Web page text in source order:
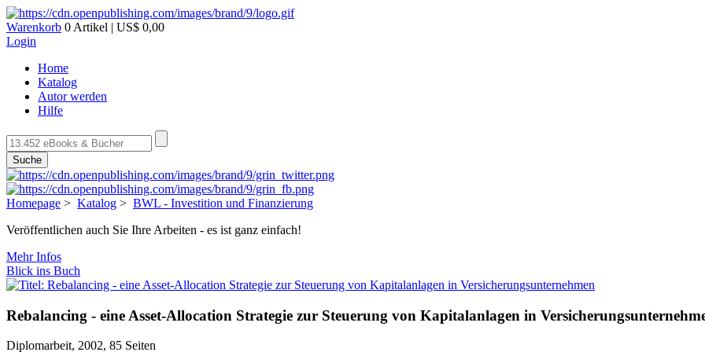
Warenkorb 0 Artikel | US$ 0,00
Login
Home
Katalog
Autor werden
Hilfe
Suche
Homepage > Katalog > BWL - Investition und Finanzierung
Veröffentlichen auch Sie Ihre Arbeiten - es ist ganz einfach!
Mehr Infos
Blick ins Buch
Rebalancing - eine Asset-Allocation Strategie zur Steuerung von Kapitalanlagen in
Diplomarbeit, 2002, 85 Seiten